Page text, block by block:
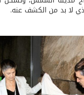
لا بد من الكشف عنه.